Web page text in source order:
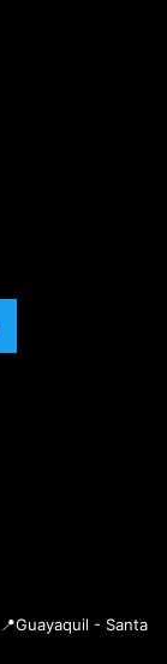
📍Guayaquil - Santa